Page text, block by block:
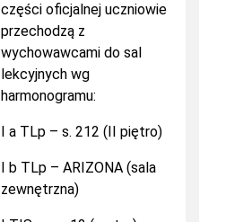
części oficjalnej uczniowie
przechodzą z
wychowawcami do sal
lekcyjnych wg
harmonogramu:
I a TLp – s. 212 (II piętro)
I b TLp – ARIZONA (sala
zewnętrzna)